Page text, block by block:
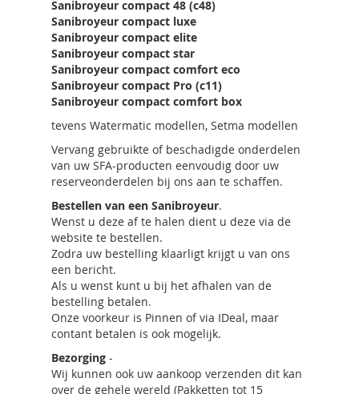
Sanibroyeur compact 48 (c48)
Sanibroyeur compact luxe
Sanibroyeur compact elite
Sanibroyeur compact star
Sanibroyeur compact comfort eco
Sanibroyeur compact Pro (c11)
Sanibroyeur compact comfort box
tevens Watermatic modellen, Setma modellen
Vervang gebruikte of beschadigde onderdelen
van uw SFA-producten eenvoudig door uw
reserveonderdelen bij ons aan te schaffen.
Bestellen van een Sanibroyeur.
Wenst u deze af te halen dient u deze via de
website te bestellen.
Zodra uw bestelling klaarligt krijgt u van ons
een bericht.
Als u wenst kunt u bij het afhalen van de
bestelling betalen.
Onze voorkeur is Pinnen of via IDeal, maar
contant betalen is ook mogelijk.
Bezorging -
Wij kunnen ook uw aankoop verzenden dit kan
over de gehele wereld (Pakketten tot 15